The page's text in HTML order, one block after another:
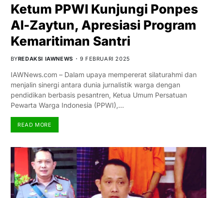
Ketum PPWI Kunjungi Ponpes
Al-Zaytun, Apresiasi Program
Kemaritiman Santri
BYREDAKSI IAWNEWS 9 FEBRUARI 2025
IAWNews.com – Dalam upaya mempererat silaturahmi dan
menjalin sinergi antara dunia jurnalistik warga dengan
pendidikan berbasis pesantren, Ketua Umum Persatuan
Pewarta Warga Indonesia (PPWI),…
READ MORE